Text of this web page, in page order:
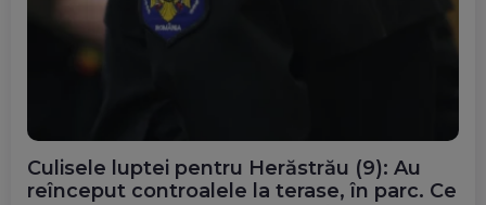
Culisele luptei pentru Herăstrău (9): Au
reînceput controalele la terase, în parc. Ce